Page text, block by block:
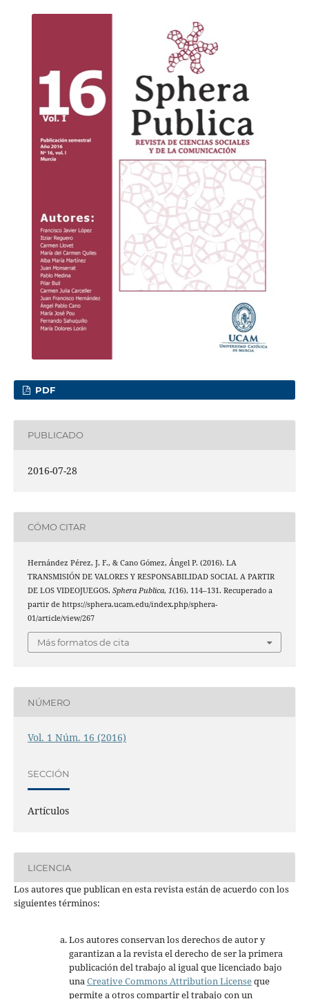
PDF
PUBLICADO
2016-07-28
CÓMO CITAR
Hernández Pérez, J. F., & Cano Gómez, Ángel P. (2016). LA
TRANSMISIÓN DE VALORES Y RESPONSABILIDAD SOCIAL A PARTIR
DE LOS VIDEOJUEGOS. Sphera Publica, 1(16), 114–131. Recuperado a
partir de https://sphera.ucam.edu/index.php/sphera-
01/article/view/267
Más formatos de cita
NÚMERO
Vol. 1 Núm. 16 (2016)
SECCIÓN
Artículos
LICENCIA
Los autores que publican en esta revista están de acuerdo con los
siguientes términos:
Los autores conservan los derechos de autor y
garantizan a la revista el derecho de ser la primera
publicación del trabajo al igual que licenciado bajo
unaCreative Commons Attribution Licenseque
permite a otros compartir el trabajo con un